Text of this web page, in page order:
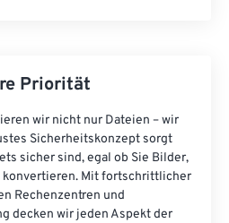
Priorität
wir nicht nur Dateien – wir
Sicherheitskonzept sorgt
sicher sind, egal ob Sie Bilder,
konvertieren. Mit fortschrittlicher
Rechenzentren und
decken wir jeden Aspekt der